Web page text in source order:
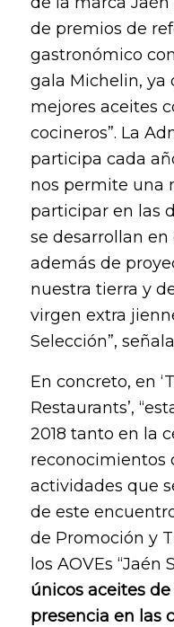
de premios de
gastronómico
gala Michelin, ya
mejores aceites
cocineros”. La
participa cada
nos permite una
participar en las
se desarrollan
además de
nuestra tierra y
virgen extra
Selección”,
En concreto, en
Restaurants’,
2018 tanto en la
reconocimientos
actividades que
de este
de Promoción y
los AOVEs “Jaén
únicos aceites
presencia en las